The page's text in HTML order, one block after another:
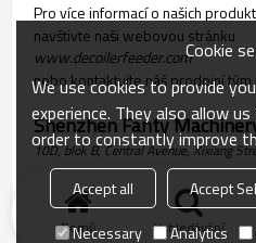
Pro více informací o našich
navštivte naši webovou stránku
www.decoilerfeeder.com
nebo kontaktujte náš prodejní
Shenzhen Fanty
10D, blok B, Central Avenue, Xixiang
District, Shenzhen, Čína
Domů Vyhledávání
Cookie
We use cookies to provide
experience. They also allow
order to constantly improve
Accept all Accept
Necessary
Analytics